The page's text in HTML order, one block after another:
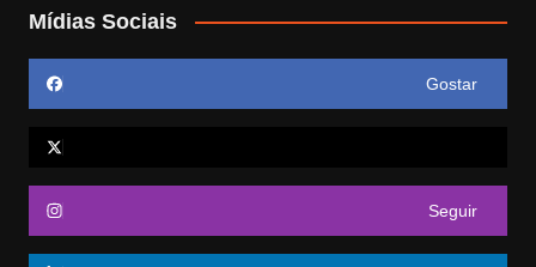
Mídias Sociais
Gostar
Seguir